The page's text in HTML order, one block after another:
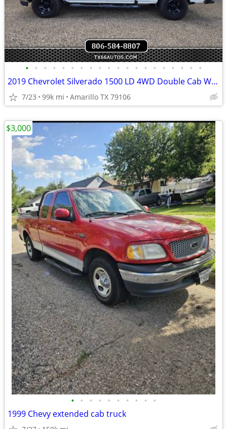
• • • • • • • • • • • • • • • • • • • •
2019 Chevrolet Silverado 1500 LD 4WD Double Cab Work Truck
7/23 99k mi Amarillo TX 79106
• • • • • • • • • •
1999 Chevy extended cab truck
$3,000